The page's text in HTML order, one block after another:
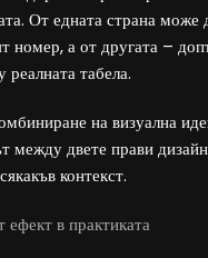
От едната страна може
номер, а от другата –
табела.
на визуална
между двете прави
контекст.
ефект в практиката